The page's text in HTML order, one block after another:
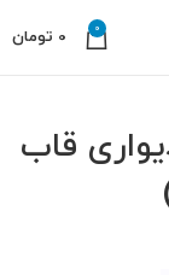
0
0 تومان
قاب